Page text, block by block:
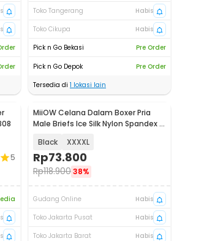
Toko Tangerang
Habis
Toko Cikupa
Habis
Pick n Go Bekasi
Pre Order
Pick n Go Depok
Pre Order
Tersedia di 1 lokasi lain
5
Akan Datang
MiiOW Celana Dalam Boxer Pria
Male Briefs Ice Silk Nylon Spandex 3
Black XXXXL
Rp73.800
Rp118.90038%
Gudang Online
Habis
Toko Jakarta Pusat
Habis
Toko Jakarta Barat
Habis